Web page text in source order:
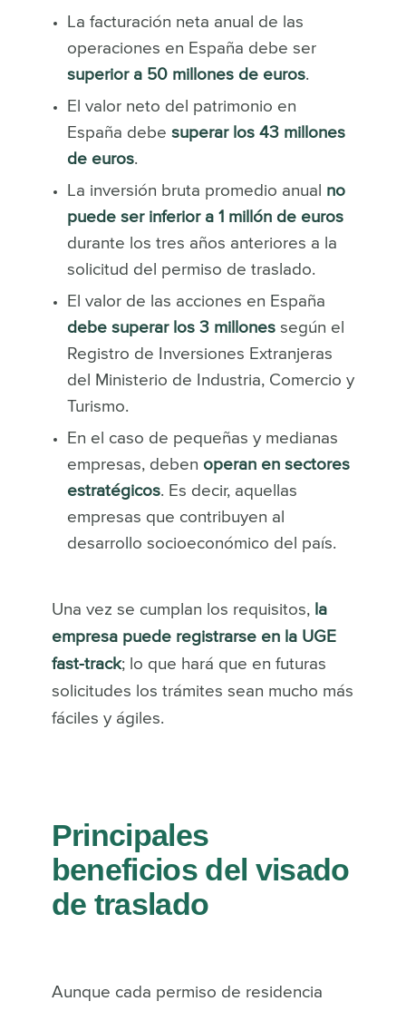
La facturación neta anual de las
operaciones en España debe ser
superior a 50 millones de euros.
El valor neto del patrimonio en
España debe superar los 43 millones
de euros.
La inversión bruta promedio anual no
puede ser inferior a 1 millón de euros
durante los tres años anteriores a la
solicitud del permiso de traslado.
El valor de las acciones en España
debe superar los 3 millonessegún el
Registro de Inversiones Extranjeras
del Ministerio de Industria, Comercio y
Turismo.
En el caso de pequeñas y medianas
empresas, deben operan en sectores
estratégicos. Es decir, aquellas
empresas que contribuyen al
desarrollo socioeconómico del país.
Una vez se cumplan los requisitos, la
empresa puede registrarse en la UGE
fast-track; lo que hará que en futuras
solicitudes los trámites sean mucho más
fáciles y ágiles.
Principales
beneficios del visado
de traslado
Aunque cada permiso de residencia